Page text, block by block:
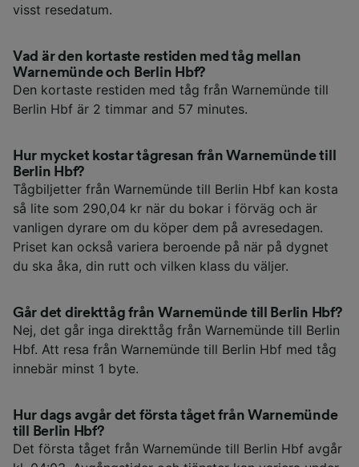
visst resedatum.
Vad är den kortaste restiden med tåg mellan
Warnemünde och Berlin Hbf?
Den kortaste restiden med tåg från Warnemünde till
Berlin Hbf är 2 timmar and 57 minutes.
Hur mycket kostar tågresan från Warnemünde till
Berlin Hbf?
Tågbiljetter från Warnemünde till Berlin Hbf kan kosta
så lite som 290,04 kr när du bokar i förväg och är
vanligen dyrare om du köper dem på avresedagen.
Priset kan också variera beroende på när på dygnet
du ska åka, din rutt och vilken klass du väljer.
Går det direkttåg från Warnemünde till Berlin Hbf?
Nej, det går inga direkttåg från Warnemünde till Berlin
Hbf. Att resa från Warnemünde till Berlin Hbf med tåg
innebär minst 1 byte.
Hur dags avgår det första tåget från Warnemünde
till Berlin Hbf?
Det första tåget från Warnemünde till Berlin Hbf avgår